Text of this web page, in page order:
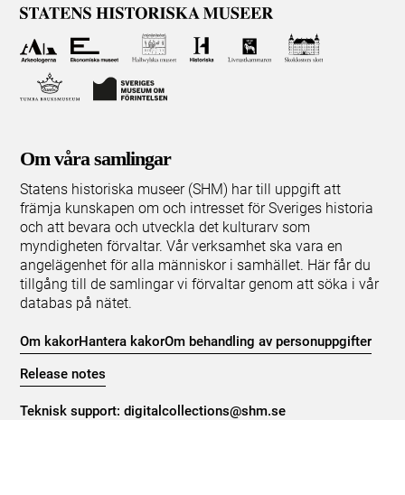
Om våra samlingar
Statens historiska museer (SHM) har till uppgift att
främja kunskapen om och intresset för Sveriges historia
och att bevara och utveckla det kulturarv som
myndigheten förvaltar. Vår verksamhet ska vara en
angelägenhet för alla människor i samhället. Här får du
tillgång till de samlingar vi förvaltar genom att söka i vår
databas på nätet.
Om kakorHantera kakorOm behandling av personuppgifter
Release notes
Teknisk support:digitalcollections@shm.se